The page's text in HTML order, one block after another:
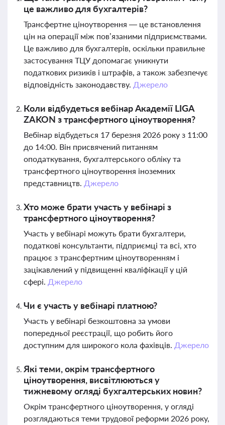
це важливо для бухгалтерів?
Трансфертне ціноутворення — це встановлення
цін на операції між пов’язаними підприємствами.
Це важливо для бухгалтерів, оскільки правильне
застосування ТЦУ допомагає уникнути
податкових ризиків і штрафів, а також забезпечує
відповідність законодавству. Джерело
Коли відбудеться вебінар Академії LIGA
ZAKON з трансфертного ціноутворення?
Вебінар відбудеться 17 березня 2026 року з 11:00
до 14:00. Він присвячений питанням
оподаткування, бухгалтерського обліку та
трансфертного ціноутворення іноземних
представництв. Джерело
Хто може брати участь у вебінарі з
трансфертного ціноутворення?
Участь у вебінарі можуть брати бухгалтери,
податкові консультанти, підприємці та всі, хто
працює з трансфертним ціноутворенням і
зацікавлений у підвищенні кваліфікації у цій
сфері. Джерело
Чи є участь у вебінарі платною?
Участь у вебінарі безкоштовна за умови
попередньої реєстрації, що робить його
доступним для широкого кола фахівців. Джерело
Які теми, окрім трансфертного
ціноутворення, висвітлюються у
тижневому огляді бухгалтерських новин?
Окрім трансфертного ціноутворення, у огляді
розглядаються теми трудової реформи 2026 року,